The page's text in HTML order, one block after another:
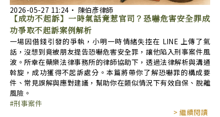
2026-05-27 11:24 ‧ 陳伯彥律師
【成功不起訴】一時氣話竟惹官司？恐嚇危害安全罪成
功爭取不起訴案例解析
一場因借錢引發的爭執，小明一時情緒失控在 LINE 上傳了氣
話，沒想到竟被朋友提告恐嚇危害安全罪，讓他陷入刑事案件風
波。所幸在蘗樂法律事務所的律師協助下，透過法律解析與溝通
斡旋，成功獲得不起訴處分。本篇將帶你了解恐嚇罪的構成要
件、常見誤解與應對建議，幫助你在類似情況下有效自保、脫離
風險。
刑事案件
> 繼續閱讀